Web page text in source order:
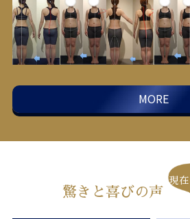
MORE
驚きと喜びの声
現在